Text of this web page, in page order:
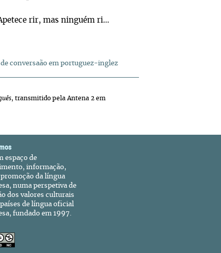
rir, mas ninguém ri…
de conversaão em portuguez-inglez
, transmitido pela Antena 2 em
espaço de
informação,
promoção da língua
numa perspetiva de
dos valores culturais
de língua oficial
fundado em 1997.